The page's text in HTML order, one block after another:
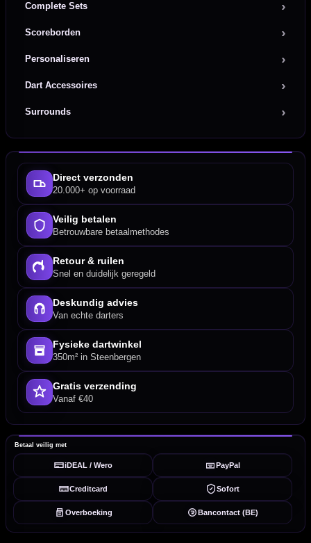
Complete Sets
Scoreborden
Personaliseren
Dart Accessoires
Surrounds
Direct verzonden
20.000+ op voorraad
Veilig betalen
Betrouwbare betaalmethodes
Retour & ruilen
Snel en duidelijk geregeld
Deskundig advies
Van echte darters
Fysieke dartwinkel
350m² in Steenbergen
Gratis verzending
Vanaf €40
Betaal veilig met
iDEAL / Wero PayPal
Creditcard Sofort
Overboeking Bancontact (BE)